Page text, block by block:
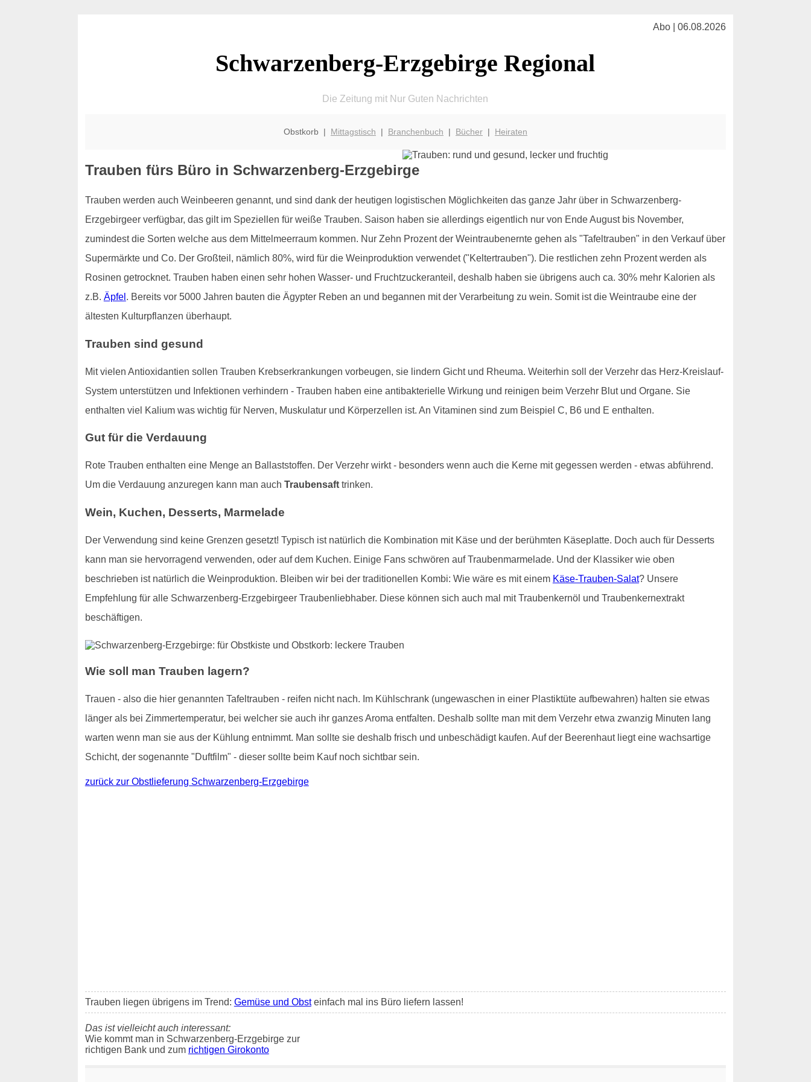
Abo | 06.08.2026
Schwarzenberg-Erzgebirge Regional
Die Zeitung mit Nur Guten Nachrichten
Obstkorb | Mittagstisch | Branchenbuch | Bücher| Heiraten
Trauben fürs Büro in Schwarzenberg-Erzgebirge
Trauben werden auch Weinbeeren genannt, und sind dank der heutigen logistischen Möglichkeiten das ganze Jahr über in Schwarzenberg-
Erzgebirgeer verfügbar, das gilt im Speziellen für weiße Trauben. Saison haben sie allerdings eigentlich nur von Ende August bis November,
zumindest die Sorten welche aus dem Mittelmeerraum kommen. Nur Zehn Prozent der Weintraubenernte gehen als "Tafeltrauben" in den Verkauf über
Supermärkte und Co. Der Großteil, nämlich 80%, wird für die Weinproduktion verwendet ("Keltertrauben"). Die restlichen zehn Prozent werden als
Rosinen getrocknet. Trauben haben einen sehr hohen Wasser- und Fruchtzuckeranteil, deshalb haben sie übrigens auch ca. 30% mehr Kalorien als
z.B. Äpfel . Bereits vor 5000 Jahren bauten die Ägypter Reben an und begannen mit der Verarbeitung zu wein. Somit ist die Weintraube eine der
ältesten Kulturpflanzen überhaupt.
Trauben sind gesund
Mit vielen Antioxidantien sollen Trauben Krebserkrankungen vorbeugen, sie lindern Gicht und Rheuma. Weiterhin soll der Verzehr das Herz-Kreislauf-
System unterstützen und Infektionen verhindern - Trauben haben eine antibakterielle Wirkung und reinigen beim Verzehr Blut und Organe. Sie
enthalten viel Kalium was wichtig für Nerven, Muskulatur und Körperzellen ist. An Vitaminen sind zum Beispiel C, B6 und E enthalten.
Gut für die Verdauung
Rote Trauben enthalten eine Menge an Ballaststoffen. Der Verzehr wirkt - besonders wenn auch die Kerne mit gegessen werden - etwas abführend.
Um die Verdauung anzuregen kann man auch Traubensafttrinken.
Wein, Kuchen, Desserts, Marmelade
Der Verwendung sind keine Grenzen gesetzt! Typisch ist natürlich die Kombination mit Käse und der berühmten Käseplatte. Doch auch für Desserts
kann man sie hervorragend verwenden, oder auf dem Kuchen. Einige Fans schwören auf Traubenmarmelade. Und der Klassiker wie oben
beschrieben ist natürlich die Weinproduktion. Bleiben wir bei der traditionellen Kombi: Wie wäre es mit einem Käse-Trauben-Salat? Unsere
Empfehlung für alle Schwarzenberg-Erzgebirgeer Traubenliebhaber. Diese können sich auch mal mit Traubenkernöl und Traubenkernextrakt
beschäftigen.
Wie soll man Trauben lagern?
Trauen - also die hier genannten Tafeltrauben - reifen nicht nach. Im Kühlschrank (ungewaschen in einer Plastiktüte aufbewahren) halten sie etwas
länger als bei Zimmertemperatur, bei welcher sie auch ihr ganzes Aroma entfalten. Deshalb sollte man mit dem Verzehr etwa zwanzig Minuten lang
warten wenn man sie aus der Kühlung entnimmt. Man sollte sie deshalb frisch und unbeschädigt kaufen. Auf der Beerenhaut liegt eine wachsartige
Schicht, der sogenannte "Duftfilm" - dieser sollte beim Kauf noch sichtbar sein.
zurück zur Obstlieferung Schwarzenberg-Erzgebirge
Trauben liegen übrigens im Trend: Gemüse und Obsteinfach mal ins Büro liefern lassen!
Das ist vielleicht auch interessant:
Wie kommt man in Schwarzenberg-Erzgebirge zur
richtigen Bank und zum richtigen Girokonto